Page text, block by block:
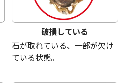
破損している
石が取れている、一部が欠け
ている状態。